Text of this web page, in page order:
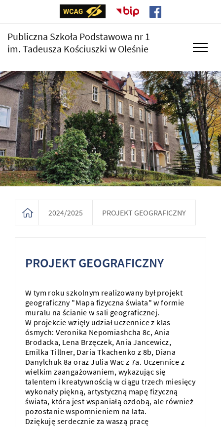
Publiczna Szkoła Podstawowa nr 1
im. Tadeusza Kościuszki w Oleśnie
2024/2025 PROJEKT GEOGRAFICZNY
PROJEKT GEOGRAFICZNY
W tym roku szkolnym realizowany był projekt
geograficzny "Mapa fizyczna świata" w formie
muralu na ścianie w sali geograficznej.
W projekcie wzięły udział uczennice z klas
ósmych: Veronika Nepomiashcha 8c, Ania
Brodacka, Lena Brzęczek, Ania Jancewicz,
Emilka Tillner, Daria Tkachenko z 8b, Diana
Danylchuk 8a oraz Julia Wac z 7a. Uczennice z
wielkim zaangażowaniem, wykazując się
talentem i kreatywnością w ciągu trzech miesięcy
wykonały piękną, artystyczną mapę fizyczną
świata, która jest wspaniałą ozdobą, ale również
pozostanie wspomnieniem na lata.
Dziękuję serdecznie za waszą pracę